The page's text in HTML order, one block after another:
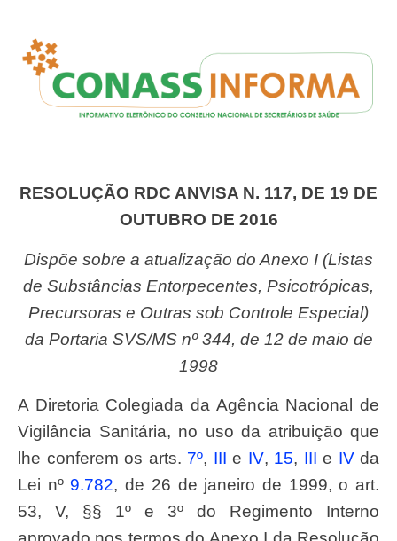
RESOLUÇÃO RDC ANVISA N. 117, DE 19 DE
OUTUBRO DE 2016
Dispõe sobre a atualização do Anexo I (Listas
de Substâncias Entorpecentes, Psicotrópicas,
Precursoras e Outras sob Controle Especial)
da Portaria SVS/MS nº 344, de 12 de maio de
1998
A Diretoria Colegiada da Agência Nacional de
Vigilância Sanitária, no uso da atribuição que
lhe conferem os arts. 7º, III e IV, 15, III e IVda
Lei nº 9.782, de 26 de janeiro de 1999, o art.
53, V, §§ 1º e 3º do Regimento Interno